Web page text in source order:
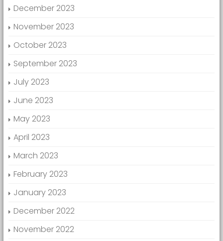
December 2023
November 2023
October 2023
September 2023
July 2023
June 2023
May 2023
April 2023
March 2023
February 2023
January 2023
December 2022
November 2022